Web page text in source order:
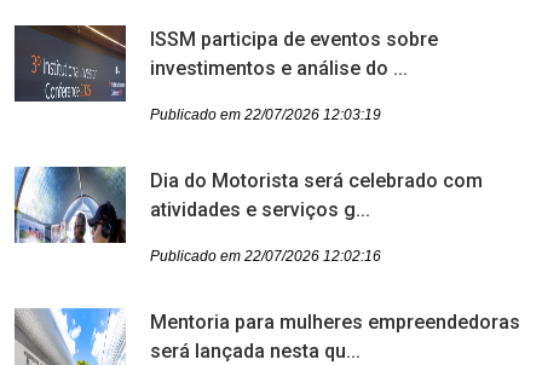
ISSM participa de eventos sobre
investimentos e análise do ...
Publicado em 22/07/2026 12:03:19
Dia do Motorista será celebrado com
atividades e serviços g...
Publicado em 22/07/2026 12:02:16
Mentoria para mulheres empreendedoras
será lançada nesta qu...